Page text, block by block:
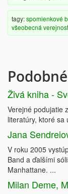
tagy:spomienkové
všeobecná verejnosť
Podobné
Živá kniha -
Verejné podujatie
literatúry, ktoré sa
Jana
V roku 2005
Band a ďalšími
Manhattane. ...
Milan Deme,